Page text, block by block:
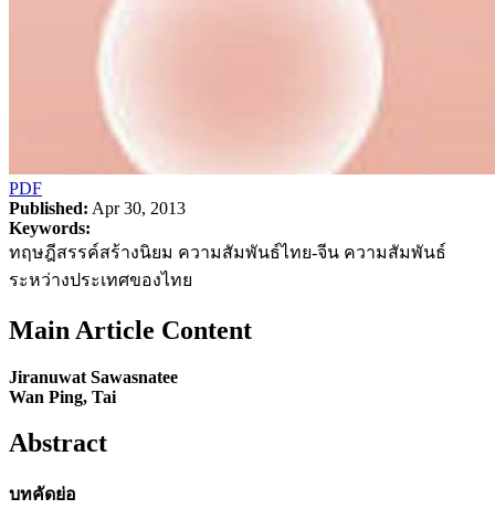
PDF
Published: Apr 30, 2013
Keywords:
ทฤษฎีสรรค์สร้างนิยม ความสัมพันธ์ไทย-จีน ความสัมพันธ์
ระหว่างประเทศของไทย
Main Article Content
Jiranuwat Sawasnatee
Wan Ping, Tai
Abstract
บทคัดย่อ